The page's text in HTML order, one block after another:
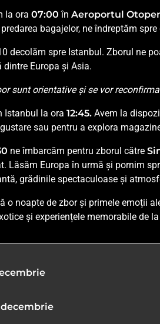
la ora 07:00 în Aeroportul
bagajelor, ne îndreptăm
decolăm spre Istanbul. Zborul ne
dintre Europa și Asia.
sunt orientative și se vor
Istanbul la ora 12:45. Avem la
sau pentru a explora
ne îmbarcăm pentru zborul către
Lăsăm Europa în urmă și pornim
grădinile spectaculoase și
o noapte de zbor și primele emoții
și experiențele memorabile de